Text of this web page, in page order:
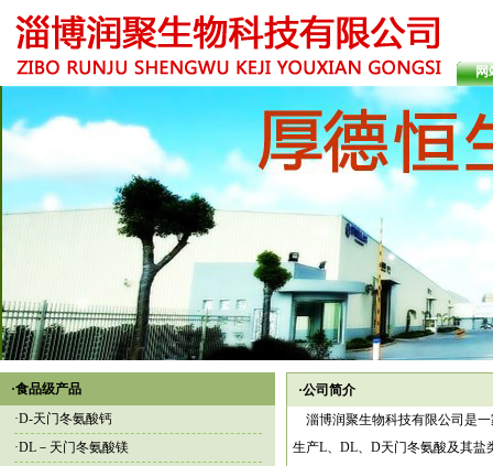
网
·食品级产品
·D-天门冬氨酸钙
·DL－天门冬氨酸镁
·公司简介
淄博润聚生物科技有限公司 是
生产L、DL、D天门冬氨酸及其盐